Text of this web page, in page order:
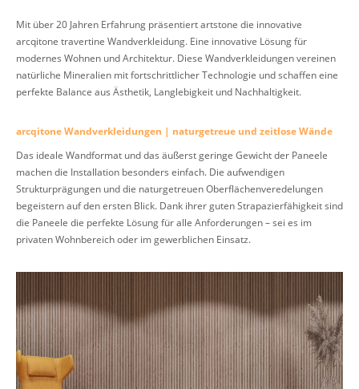
Mit über 20 Jahren Erfahrung präsentiert artstone die innovative
arcqitone travertine Wandverkleidung. Eine innovative Lösung für
modernes Wohnen und Architektur. Diese Wandverkleidungen vereinen
natürliche Mineralien mit fortschrittlicher Technologie und schaffen eine
perfekte Balance aus Ästhetik, Langlebigkeit und Nachhaltigkeit.
arcqitone Wandverkleidungen | naturgetreue und zeitlose Wände
Das ideale Wandformat und das äußerst geringe Gewicht der Paneele
machen die Installation besonders einfach. Die aufwendigen
Strukturprägungen und die naturgetreuen Oberflächenveredelungen
begeistern auf den ersten Blick. Dank ihrer guten Strapazierfähigkeit sind
die Paneele die perfekte Lösung für alle Anforderungen – sei es im
privaten Wohnbereich oder im gewerblichen Einsatz.